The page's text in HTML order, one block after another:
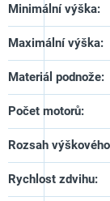
Minimální výška:
Maximální výška:
Materiál podnože:
Počet motorů:
Rozsah
Rychlost zdvihu: